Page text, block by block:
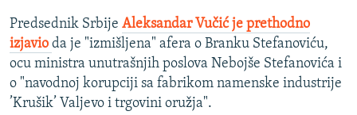
Predsednik Srbije Aleksandar Vučić je prethodno
izjavio da je "izmišljena" afera o Branku Stefanoviću,
ocu ministra unutrašnjih poslova Nebojše Stefanovića i
o "navodnoj korupciji sa fabrikom namenske industrije
’Krušik’ Valjevo i trgovini oružja".